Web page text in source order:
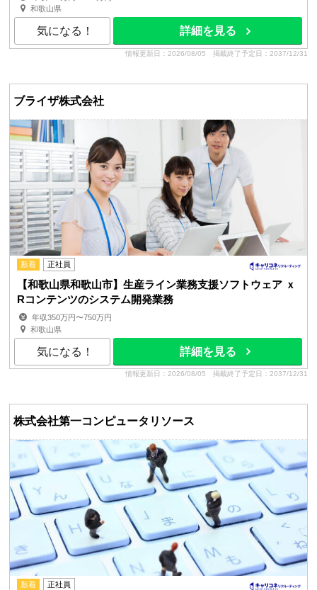
和歌山県
気になる！ 詳細を見る
情報更新日：2026/08/05 掲載終了予定日：2037/12/31
ブライザ株式会社
新着 正社員
【和歌山県和歌山市】生産ライン業務支援ソフトウェア ｘ
Rコンテンツのシステム開発業務
年収350万円〜750万円
和歌山県
気になる！ 詳細を見る
情報更新日：2026/08/05 掲載終了予定日：2037/12/31
株式会社第一コンピュータリソース
新着 正社員